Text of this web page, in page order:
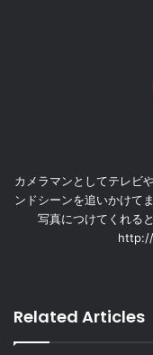
カメラマンとしてテレビ
ンドシーンを追いかけて
写真につけてくれる
Related Articles